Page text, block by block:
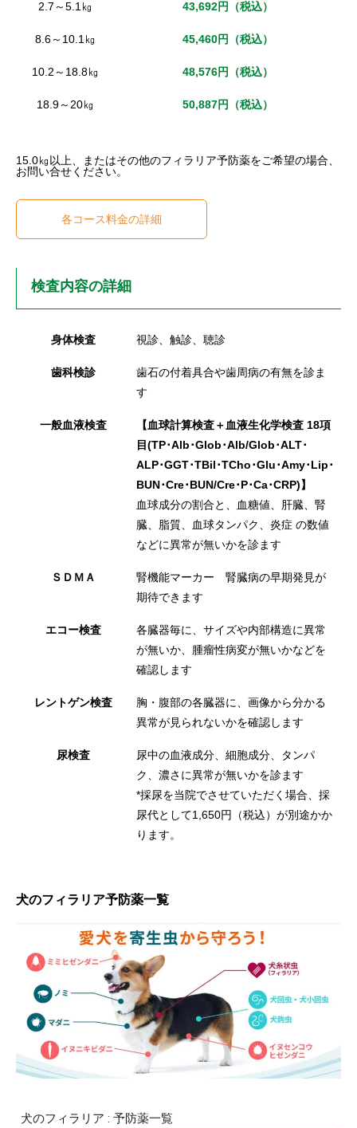
2.7～5.1㎏ 43,692円（税込）
8.6～10.1㎏ 45,460円（税込）
10.2～18.8㎏ 48,576円（税込）
18.9～20㎏ 50,887円（税込）
15.0㎏以上、またはその他のフィラリア予防薬をご希望の場合、
お問い合せください。
各コース料金の詳細
検査内容の詳細
身体検査 視診、触診、聴診
歯科検診
歯石の付着具合や歯周病の有無を診ま
す
一般血液検査
【血球計算検査＋血液生化学検査 18項
目(TP･Alb･Glob･Alb/Glob･ALT･
ALP･GGT･TBil･TCho･Glu･Amy･Lip･
BUN･Cre･BUN/Cre･P･Ca･CRP)】
血球成分の割合と、血糖値、肝臓、腎
臓、脂質、血球タンパク、炎症 の数値
などに異常が無いかを診ます
ＳＤＭＡ
腎機能マーカー 腎臓病の早期発見が
期待できます
エコー検査
各臓器毎に、サイズや内部構造に異常
が無いか、腫瘤性病変が無いかなどを
確認します
レントゲン検査
胸・腹部の各臓器に、画像から分かる
異常が見られないかを確認します
尿検査
尿中の血液成分、細胞成分、タンパ
ク、濃さに異常が無いかを診ます
*採尿を当院でさせていただく場合、採
尿代として1,650円（税込）が別途かか
ります。
犬のフィラリア予防薬一覧